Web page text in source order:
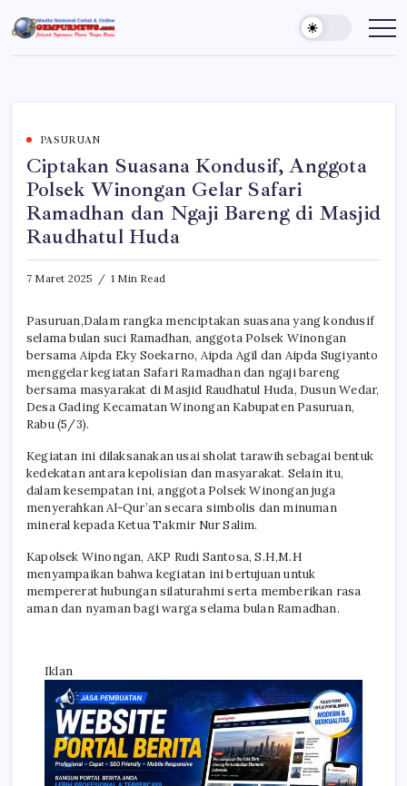
to
content
Gempur
News
Jelajah
Dunia
PASURUAN
Ciptakan Suasana Kondusif, Anggota
Polsek Winongan Gelar Safari
Ramadhan dan Ngaji Bareng di Masjid
Raudhatul Huda
7 Maret 2025 1 Min Read
Pasuruan,Dalam rangka menciptakan suasana yang kondusif
selama bulan suci Ramadhan, anggota Polsek Winongan
bersama Aipda Eky Soekarno, Aipda Agil dan Aipda Sugiyanto
menggelar kegiatan Safari Ramadhan dan ngaji bareng
bersama masyarakat di Masjid Raudhatul Huda, Dusun Wedar,
Desa Gading Kecamatan Winongan Kabupaten Pasuruan,
Rabu (5/3).
Kegiatan ini dilaksanakan usai sholat tarawih sebagai bentuk
kedekatan antara kepolisian dan masyarakat. Selain itu,
dalam kesempatan ini, anggota Polsek Winongan juga
menyerahkan Al-Qur’an secara simbolis dan minuman
mineral kepada Ketua Takmir Nur Salim.
Kapolsek Winongan, AKP Rudi Santosa, S.H,M.H
menyampaikan bahwa kegiatan ini bertujuan untuk
mempererat hubungan silaturahmi serta memberikan rasa
aman dan nyaman bagi warga selama bulan Ramadhan.
Iklan